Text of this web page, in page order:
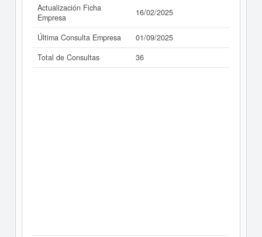
Actualización Ficha
Empresa
16/02/2025
Última Consulta Empresa
01/09/2025
Total de Consultas
36